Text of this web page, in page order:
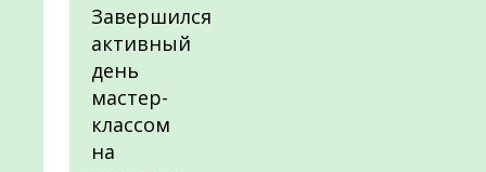
Завершился
активный
день
мастер-
классом
на